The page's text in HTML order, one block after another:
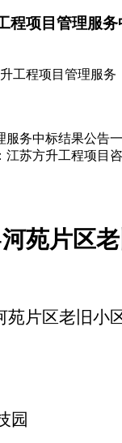
程项目管理服
工程项目管理服务
务中标结果公告
苏方升工程项
苑片区
苑片区老旧小
园